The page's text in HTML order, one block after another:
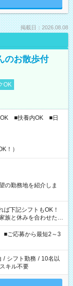
掲載日：2026.08.08
のお散歩付
OK
OK ■扶養内OK ■日
！）
勤務地を紹介しま
「できれば残業はし
ーク希望
と、もう1つのお仕事
合は応募できません。
■ご応募から最短2～3
/ シフト勤務 / 10名以
キル不要